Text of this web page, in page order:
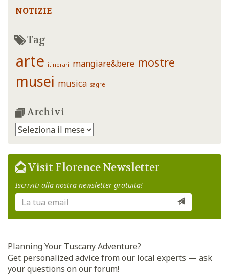
NOTIZIE
Tag
arte itinerari mangiare&bere mostre
musei musica sagre
Archivi
Archivi
Visit Florence Newsletter
Iscriviti alla nostra newsletter gratuita!
Planning Your Tuscany Adventure?
Get personalized advice from our local experts — ask
your questions on our forum!